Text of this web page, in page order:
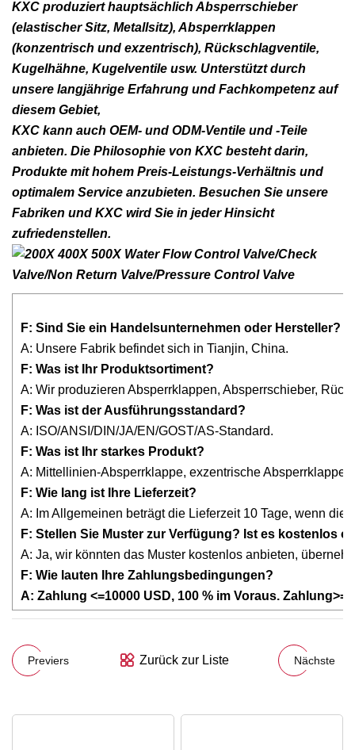
KXC produziert hauptsächlich Absperrschieber
(elastischer Sitz, Metallsitz), Absperrklappen
(konzentrisch und exzentrisch), Rückschlagventile,
Kugelhähne, Kugelventile usw. Unterstützt durch
unsere langjährige Erfahrung und Fachkompetenz auf
diesem Gebiet,
KXC kann auch OEM- und ODM-Ventile und -Teile
anbieten. Die Philosophie von KXC besteht darin,
Produkte mit hohem Preis-Leistungs-Verhältnis und
optimalem Service anzubieten. Besuchen Sie unsere
Fabriken und KXC wird Sie in jeder Hinsicht
zufriedenstellen.
F: Sind Sie ein Handelsunternehmen oder Hersteller?
A: Unsere Fabrik befindet sich in Tianjin, China.
F: Was ist Ihr Produktsortiment?
A: Wir produzieren Absperrklappen, Absperrschieber,
F: Was ist der Ausführungsstandard?
A: ISO/ANSI/DIN/JA/EN/GOST/AS-Standard.
F: Was ist Ihr starkes Produkt?
A: Mittellinien-Absperrklappe, exzentrische
F: Wie lang ist Ihre Lieferzeit?
A: Im Allgemeinen beträgt die Lieferzeit 10 Tage, wenn die
F: Stellen Sie Muster zur Verfügung? Ist es kostenlos
A: Ja, wir könnten das Muster kostenlos anbieten,
F: Wie lauten Ihre Zahlungsbedingungen?
A: Zahlung <=10000 USD, 100 % im Voraus.
Previers Zurück zur Liste Nächste